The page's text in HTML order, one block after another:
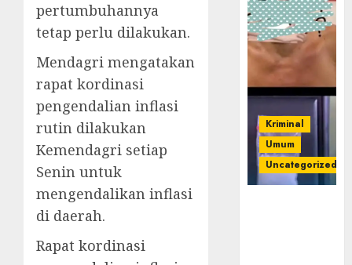
pertumbuhannya
tetap perlu dilakukan.
Mendagri mengatakan
rapat kordinasi
pengendalian inflasi
rutin dilakukan
Kemendagri setiap
Senin untuk
mengendalikan inflasi
di daerah.
Rapat kordinasi
Kriminal
Umum
Uncategorized